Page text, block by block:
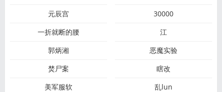
元辰宫
30000
一折就断的腰
江
郭炳湘
恶魔实验
焚尸案
瞎改
美军服软
乱lun